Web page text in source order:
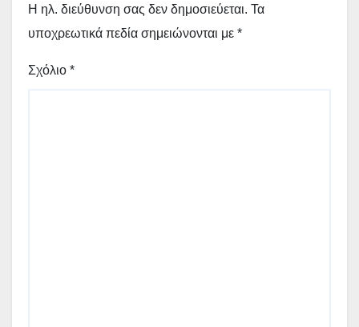
Η ηλ. διεύθυνση σας δεν δημοσιεύεται. Τα
υποχρεωτικά πεδία σημειώνονται με *
Σχόλιο *